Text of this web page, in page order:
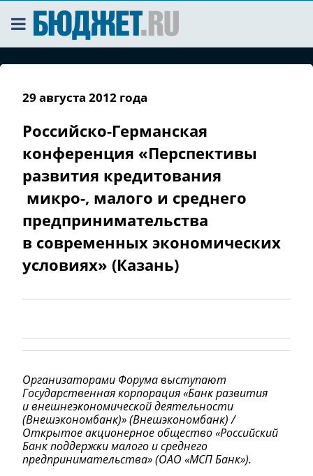
29 августа 2012 года
Российско-Германская
конференция «Перспективы
развития кредитования
микро-, малого и среднего
предпринимательства
в современных экономических
условиях» (Казань)
Организаторами Форума выступают
Государственная корпорация «Банк развития
и внешнеэкономической деятельности
(Внешэкономбанк)» (Внешэкономбанк) /
Открытое акционерное общество «Российский
Банк поддержки малого и среднего
предпринимательства» (ОАО «МСП Банк»).